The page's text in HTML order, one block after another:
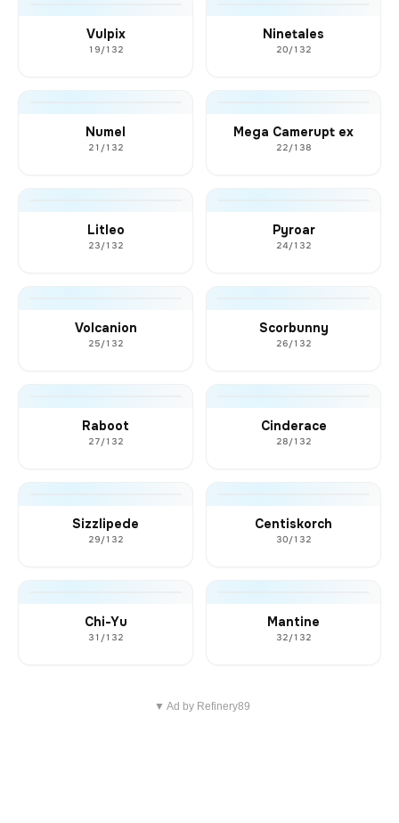
Vulpix
19/132
Ninetales
20/132
Numel
21/132
Mega Camerupt ex
22/138
Litleo
23/132
Pyroar
24/132
Volcanion
25/132
Scorbunny
26/132
Raboot
27/132
Cinderace
28/132
Sizzlipede
29/132
Centiskorch
30/132
Chi-Yu
31/132
Mantine
32/132
▼ Ad by Refinery89